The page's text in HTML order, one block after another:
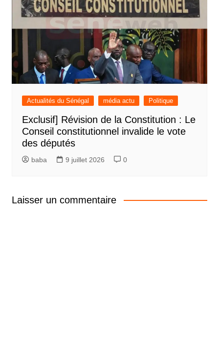
Actualités du Sénégal média actu Politique
Exclusif] Révision de la Constitution : Le
Conseil constitutionnel invalide le vote
des députés
baba 9 juillet 2026 0
Laisser un commentaire